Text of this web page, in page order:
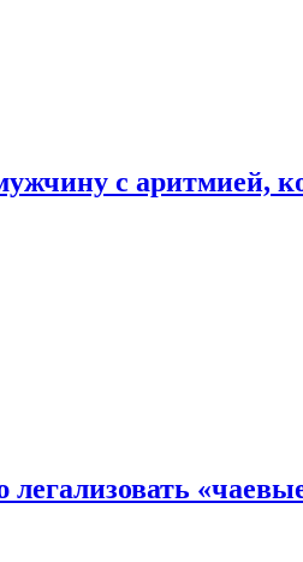
с аритмией,